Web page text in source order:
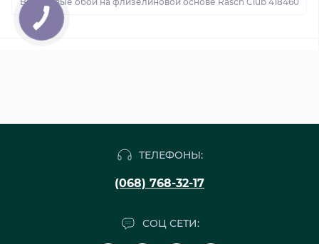
ТЕЛЕФОНЫ:
(068) 768-32-17
СОЦ СЕТИ: